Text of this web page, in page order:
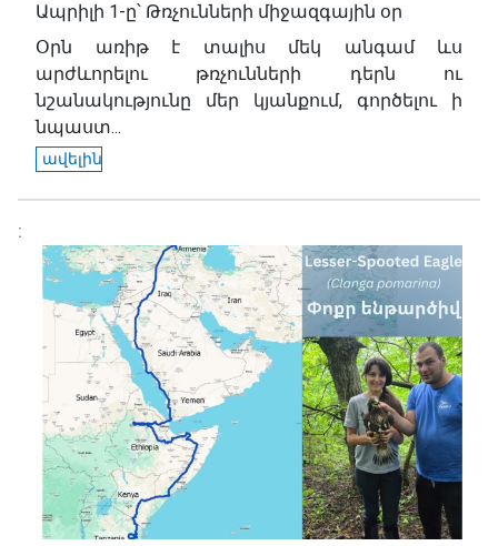
Ապրիլի 1-ը՝ Թռչունների միջազգային օր
Օրն առիթ է տալիս մեկ անգամ ևս
արժևորելու թռչունների դերն ու
նշանակությունը մեր կյանքում, գործելու ի
նպաստ...
ավելին